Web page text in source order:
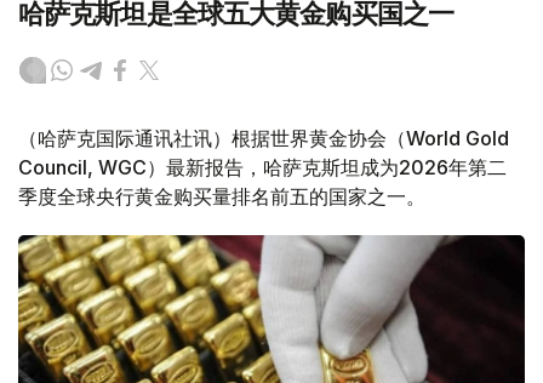
哈萨克斯坦是全球五大黄金购买国之一
（哈萨克国际通讯社讯）根据世界黄金协会（World Gold
Council, WGC）最新报告，哈萨克斯坦成为2026年第二
季度全球央行黄金购买量排名前五的国家之一。